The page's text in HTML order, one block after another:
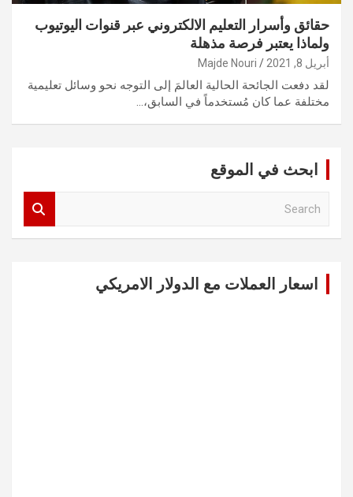
حقائق وأسرار التعليم الالكتروني عبر قنوات اليوتيوب
ولماذا يعتبر فرصة مذهلة
أبريل 8, 2021 Majde Nouri
لقد دفعت الجائحة الحالية العالمَ إلى التوجه نحو وسائل تعليمية
مختلفة عما كان مُستخدماً في السابق،…
ابحث في الموقع
اسعار العملات مع الدولار الامريكي